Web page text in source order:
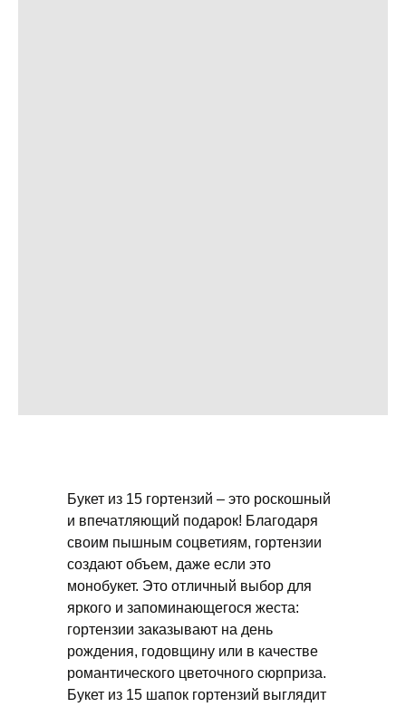
Букет из 15 гортензий – это роскошный
и впечатляющий подарок! Благодаря
своим пышным соцветиям, гортензии
создают объем, даже если это
монобукет. Это отличный выбор для
яркого и запоминающегося жеста:
гортензии заказывают на день
рождения, годовщину или в качестве
романтического цветочного сюрприза.
Букет из 15 шапок гортензий выглядит